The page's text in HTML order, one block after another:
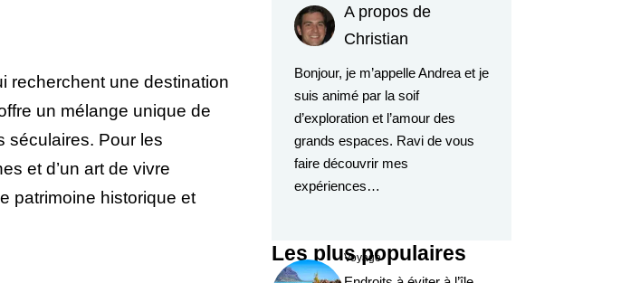
recherchent une destination
un mélange unique de
séculaires. Pour les
et d’un art de vivre
patrimoine historique et
A propos de
Christian
Bonjour, je m’appelle Andrea et je
suis animé par la soif
d’exploration et l’amour des
grands espaces. Ravi de vous
faire découvrir mes
expériences…
Les plus populaires
Voyage